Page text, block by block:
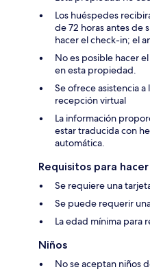
Los huéspedes
de 72 horas antes de
hacer el check-in; el
No es posible hacer
en esta propiedad.
Se ofrece asistencia
recepción virtual
La información
estar traducida con
automática.
Requisitos para
Se requiere una
Se puede requerir
La edad mínima para
Niños
No se aceptan niños